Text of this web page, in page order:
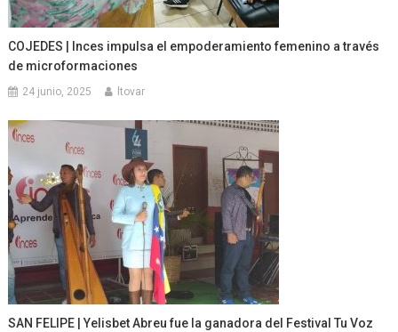
COJEDES | Inces impulsa el empoderamiento femenino a través
de microformaciones
24 junio, 2025 ltovar
SAN FELIPE | Yelisbet Abreu fue la ganadora del Festival Tu Voz